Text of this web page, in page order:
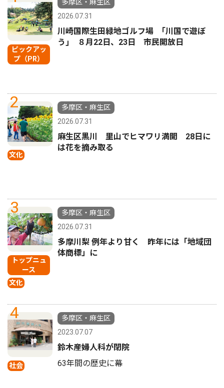
ピックアッ
プ（PR）
多摩区・麻生区
2026.07.31
川崎国際生田緑地ゴルフ場 ｢川国で遊ぼ
う｣ ８月22日、23日 市民開放日
2
文化
多摩区・麻生区
2026.07.31
麻生区黒川 里山でヒマワリ満開 28日に
は花を摘み取る
3
トップニュ
ース
文化
多摩区・麻生区
2026.07.31
多摩川梨 例年より甘く 昨年には「地域団
体商標」に
4
社会
多摩区・麻生区
2023.07.07
鈴木産婦人科が閉院
63年間の歴史に幕